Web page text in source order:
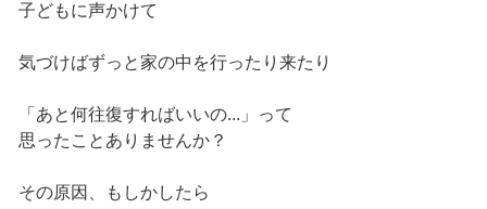
子どもに声かけて
気づけばずっと家の中を行ったり来たり
「あと何往復すればいいの...」って
思ったことありませんか？
その原因、もしかしたら